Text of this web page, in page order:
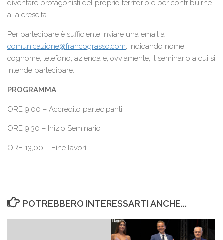
diventare protagonisti del proprio territorio e per contribuirne
alla crescita.
Per partecipare è sufficiente inviare una email a
comunicazione@francograsso.com, indicando nome,
cognome, telefono, azienda e, ovviamente, il seminario a cui si
intende partecipare.
PROGRAMMA
ORE 9,00 – Accredito partecipanti
ORE 9,30 – Inizio Seminario
ORE 13,00 – Fine lavori
POTREBBERO INTERESSARTI ANCHE...